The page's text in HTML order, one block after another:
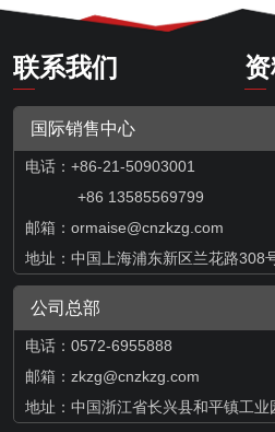
联系我们
国际销售中心
电话：+86-21-50903001
+86 13585569799
邮箱： ormaise@cnzkzg.com
地址：中国上海浦东新区兰花路308
公司总部
电话：0572-6955888
邮箱：zkzg@cnzkzg.com
地址：中国浙江省长兴县和平镇工业